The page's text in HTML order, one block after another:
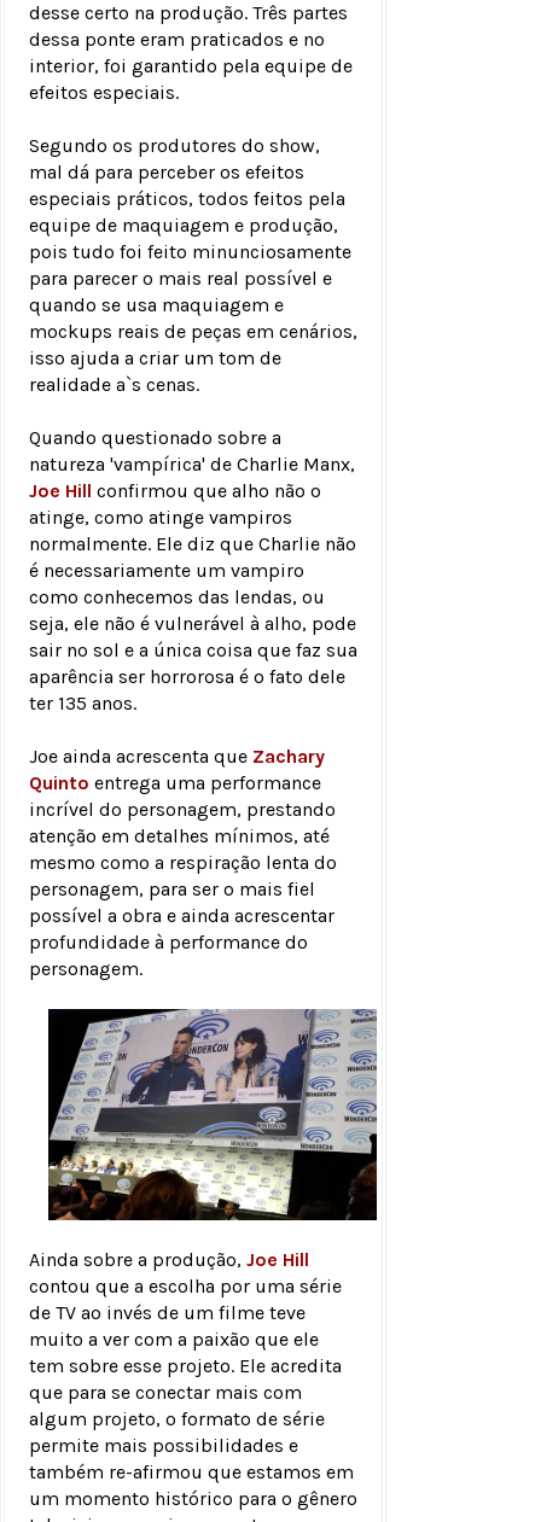
desse certo na produção. Três partes
dessa ponte eram praticados e no
interior, foi garantido pela equipe de
efeitos especiais.
Segundo os produtores do show,
mal dá para perceber os efeitos
especiais práticos, todos feitos pela
equipe de maquiagem e produção,
pois tudo foi feito minunciosamente
para parecer o mais real possível e
quando se usa maquiagem e
mockups reais de peças em cenários,
isso ajuda a criar um tom de
realidade a`s cenas.
Quando questionado sobre a
natureza 'vampírica' de Charlie Manx,
Joe Hill confirmou que alho não o
atinge, como atinge vampiros
normalmente. Ele diz que Charlie não
é necessariamente um vampiro
como conhecemos das lendas, ou
seja, ele não é vulnerável à alho, pode
sair no sol e a única coisa que faz sua
aparência ser horrorosa é o fato dele
ter 135 anos.
Joe ainda acrescenta que Zachary
Quinto entrega uma performance
incrível do personagem, prestando
atenção em detalhes mínimos, até
mesmo como a respiração lenta do
personagem, para ser o mais fiel
possível a obra e ainda acrescentar
profundidade à performance do
personagem.
Ainda sobre a produção, Joe Hill
contou que a escolha por uma série
de TV ao invés de um filme teve
muito a ver com a paixão que ele
tem sobre esse projeto. Ele acredita
que para se conectar mais com
algum projeto, o formato de série
permite mais possibilidades e
também re-afirmou que estamos em
um momento histórico para o gênero